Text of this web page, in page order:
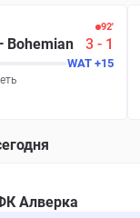
92′
Bohemian 3 - 1
WAT +15
Алверка